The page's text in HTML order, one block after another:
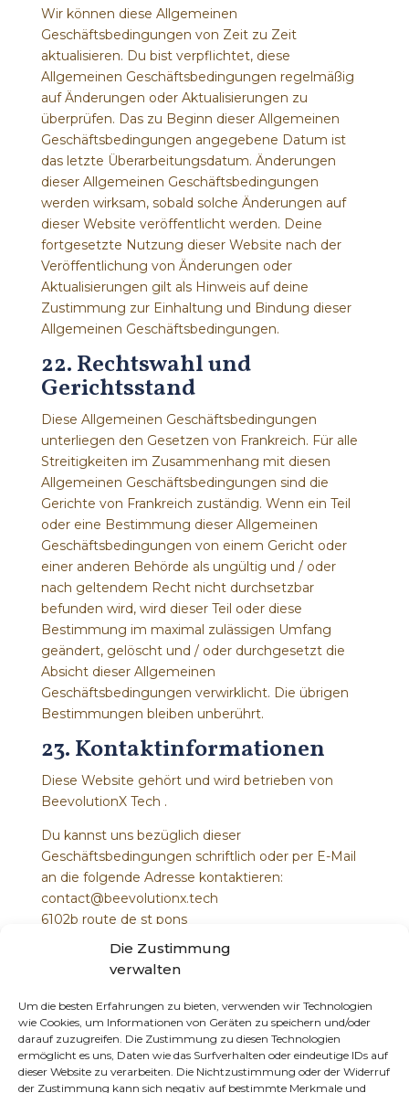
Die Zustimmung
verwalten
Um die besten Erfahrungen zu bieten, verwenden wir Technologien
wie Cookies, um Informationen von Geräten zu speichern und/oder
darauf zuzugreifen. Die Zustimmung zu diesen Technologien
ermöglicht es uns, Daten wie das Surfverhalten oder eindeutige IDs auf
dieser Website zu verarbeiten. Die Nichtzustimmung oder der Widerruf
der Zustimmung kann sich negativ auf bestimmte Merkmale und
Wir können diese Allgemeinen
Geschäftsbedingungen von Zeit zu Zeit
aktualisieren. Du bist verpflichtet, diese
Allgemeinen Geschäftsbedingungen regelmäßig
auf Änderungen oder Aktualisierungen zu
überprüfen. Das zu Beginn dieser Allgemeinen
Geschäftsbedingungen angegebene Datum ist
das letzte Überarbeitungsdatum. Änderungen
dieser Allgemeinen Geschäftsbedingungen
werden wirksam, sobald solche Änderungen auf
dieser Website veröffentlicht werden. Deine
fortgesetzte Nutzung dieser Website nach der
Veröffentlichung von Änderungen oder
Aktualisierungen gilt als Hinweis auf deine
Zustimmung zur Einhaltung und Bindung dieser
Allgemeinen Geschäftsbedingungen.
22. Rechtswahl und
Gerichtsstand
Diese Allgemeinen Geschäftsbedingungen
unterliegen den Gesetzen von Frankreich. Für alle
Streitigkeiten im Zusammenhang mit diesen
Allgemeinen Geschäftsbedingungen sind die
Gerichte von Frankreich zuständig. Wenn ein Teil
oder eine Bestimmung dieser Allgemeinen
Geschäftsbedingungen von einem Gericht oder
einer anderen Behörde als ungültig und / oder
nach geltendem Recht nicht durchsetzbar
befunden wird, wird dieser Teil oder diese
Bestimmung im maximal zulässigen Umfang
geändert, gelöscht und / oder durchgesetzt die
Absicht dieser Allgemeinen
Geschäftsbedingungen verwirklicht. Die übrigen
Bestimmungen bleiben unberührt.
23. Kontaktinformationen
Diese Website gehört und wird betrieben von
BeevolutionX Tech .
Du kannst uns bezüglich dieser
Geschäftsbedingungen schriftlich oder per E-Mail
an die folgende Adresse kontaktieren:
contact@beevolutionx.tech
6102b route de st pons
Combres bel air
34330 la salvetat sur agout
24. Herunterladen
Sie können auchHerunterladenUnsere
Allgemeinen Geschäftsbedingungen als PDF.